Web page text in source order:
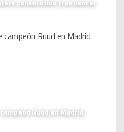
consecutivo tras vencer
Ruud en Madrid